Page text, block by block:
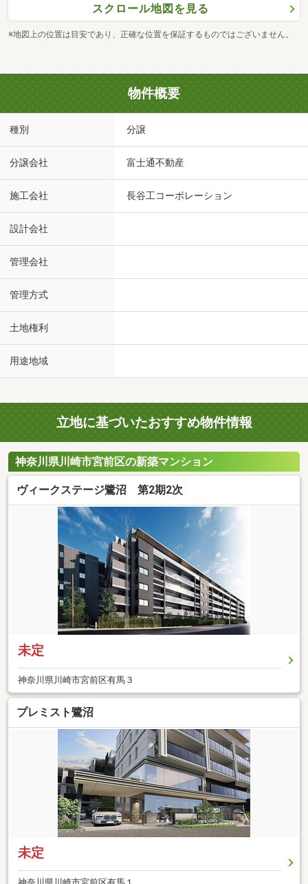
スクロール地図を見る
※地図上の位置は目安であり、正確な位置を保証するものではございません。
物件概要
種別 分譲
分譲会社 富士通不動産
施工会社 長谷工コーポレーション
設計会社
管理会社
管理方式
土地権利
用途地域
立地に基づいたおすすめ物件情報
神奈川県川崎市宮前区の新築マンション
ヴィークステージ鷺沼 第2期2次
未定
神奈川県川崎市宮前区有馬３
プレミスト鷺沼
未定